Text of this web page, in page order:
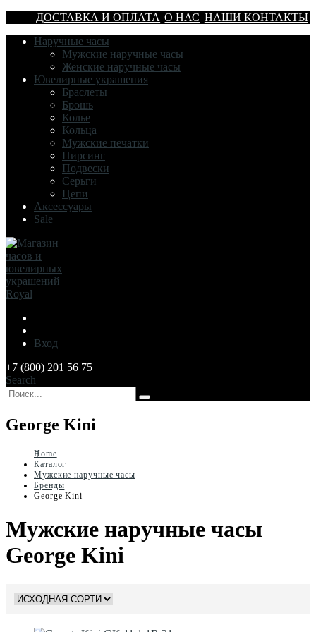
ДОСТАВКА И ОПЛАТА О НАС НАШИ КОНТАКТЫ
Наручные часы
Мужские наручные часы
Женские наручные часы
Ювелирные украшения
Браслеты
Брошь
Колье
Кольца
Мужские печатки
Пирсинг
Подвески
Серьги
Цепи
Аксессуары
Sale
Вход
+7 (800) 201 56 75
Search
George Kini
Home
Каталог
Мужские наручные часы
Бренды
George Kini
Мужские наручные часы
George Kini